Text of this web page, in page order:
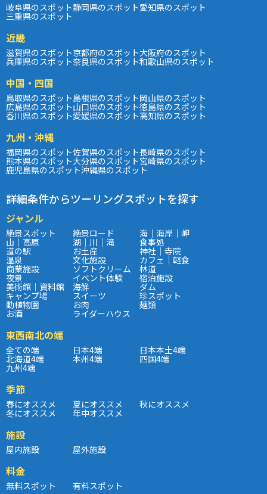
岐阜県のスポット静岡県のスポット愛知県のスポット
三重県のスポット
近畿
滋賀県のスポット京都府のスポット大阪府のスポット
兵庫県のスポット奈良県のスポット和歌山県のスポット
中国・四国
鳥取県のスポット島根県のスポット岡山県のスポット
広島県のスポット山口県のスポット徳島県のスポット
香川県のスポット愛媛県のスポット高知県のスポット
九州・沖縄
福岡県のスポット佐賀県のスポット長崎県のスポット
熊本県のスポット大分県のスポット宮崎県のスポット
鹿児島県のスポット沖縄県のスポット
詳細条件からツーリングスポットを探す
ジャンル
絶景スポット 絶景ロード 海｜海岸｜岬
山｜高原 湖｜川｜滝 食事処
道の駅 お土産 神社｜寺院
温泉 文化施設 カフェ｜軽食
商業施設 ソフトクリーム 林道
夜景 イベント体験 宿泊施設
美術館｜資料館 海鮮 ダム
キャンプ場 スイーツ 珍スポット
動植物園 お肉 麺類
お酒 ライダーハウス
東西南北の端
全ての端 日本4端 日本本土4端
北海道4端 本州4端 四国4端
九州4端
季節
春にオススメ 夏にオススメ 秋にオススメ
冬にオススメ 年中オススメ
施設
屋内施設 屋外施設
料金
無料スポット 有料スポット